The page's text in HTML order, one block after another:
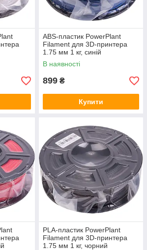
ABS-пластик PowerPlant
Filament для 3D-принтера
1.75 мм 1 кг, синій
В наявності
899 ₴
Купити
PLA-пластик PowerPlant
Filament для 3D-принтера
1.75 мм 1 кг, чорний